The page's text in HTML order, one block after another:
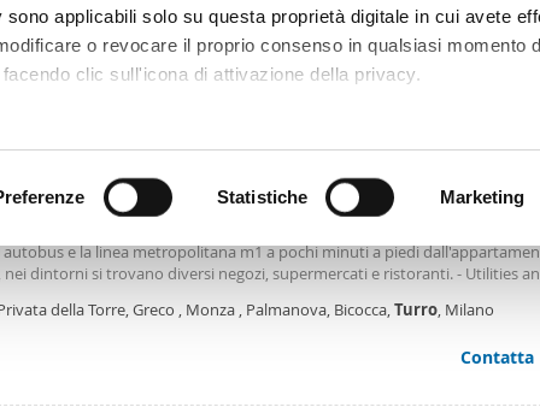
applicabili solo su questa proprietà digitale in cui avete
o revocare il proprio consenso in qualsiasi momento
clic sull'icona di attivazione della privacy.
scansionandolo attivamente alla ricerca di caratteristiche
elaborati i tuoi dati personali e imposta le tue preferenze
il tuo consenso in qualsiasi momento dalla Dichiarazione
contenuti ed annunci, per fornire funzionalità dei
Condividiamo inoltre informazioni sul modo in cui utilizza il
di analisi dei dati web, pubblicità e social media, i quali
Statistiche Marketing
Ordine Mioaffitto
arredato Greco , monza , palmanova, bicocca
autobus e la linea metropolitana m1 a pochi minuti a piedi
nei dintorni si trovano diversi negozi, supermercati e ristoranti. - Utilities
250 euros, From 3 rooms up to
della Torre, Greco , Monza , Palmanova, Bicocca,Turro, Milano
Contatta